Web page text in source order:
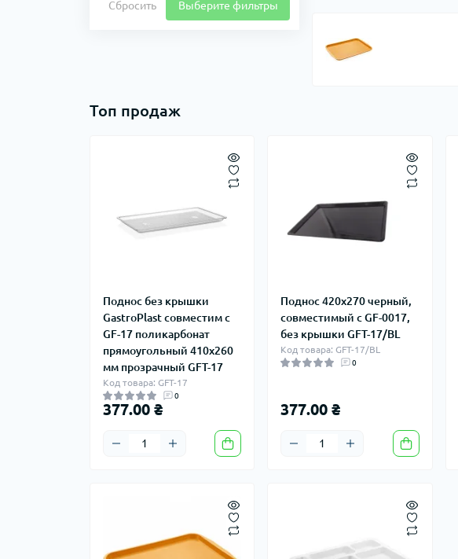
Сбросить Выберите фильтры
Топ продаж
Поднос без крышки
GastroPlast совместим с
GF-17 поликарбонат
прямоугольный 410х260
мм прозрачный GFT-17
Код товара: GFT-17
0
377.00 ₴
Поднос 420х270 черный,
совместимый с GF-0017,
без крышки GFT-17/BL
Код товара: GFT-17/BL
0
377.00 ₴